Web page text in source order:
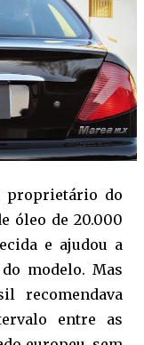
proprietário do
óleo de 20.000
e ajudou a
modelo. Mas
recomendava
entre as